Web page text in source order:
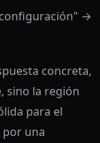
→
concreta,
sino la región
para el
por una